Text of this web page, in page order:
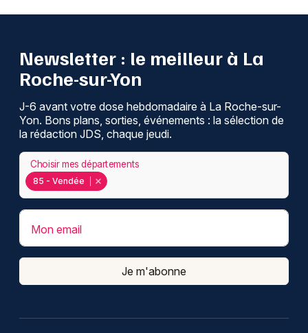
Newsletter : le meilleur à La
Roche-sur-Yon
J-6 avant votre dose hebdomadaire à La Roche-sur-
Yon. Bons plans, sorties, événements : la sélection de
la rédaction JDS, chaque jeudi.
85 - Vendée
Choisir mes départements
Mon email
Je m'abonne